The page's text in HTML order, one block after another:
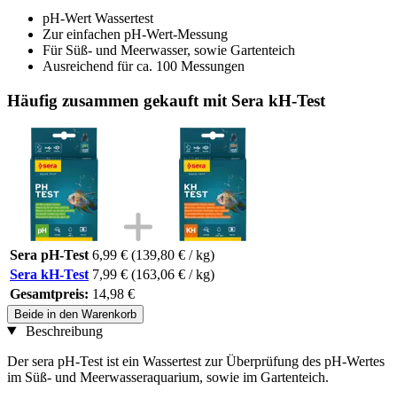
pH-Wert Wassertest
Zur einfachen pH-Wert-Messung
Für Süß- und Meerwasser, sowie Gartenteich
Ausreichend für ca. 100 Messungen
Häufig zusammen gekauft mit Sera kH-Test
Sera pH-Test 6,99 € (139,80 € / kg)
Sera kH-Test 7,99 € (163,06 € / kg)
Gesamtpreis: 14,98 €
Beide in den Warenkorb
Beschreibung
Der sera pH-Test ist ein Wassertest zur Überprüfung des pH-Wertes
im Süß- und Meerwasseraquarium, sowie im Gartenteich.